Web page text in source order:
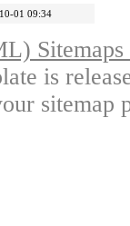
01 09:34
is
sitemap